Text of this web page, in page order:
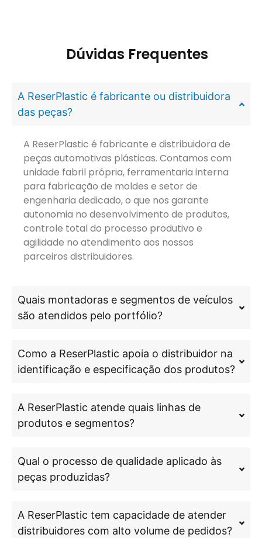
Dúvidas Frequentes
A ReserPlastic é fabricante ou distribuidora
das peças?
A ReserPlastic é fabricante e distribuidora de
peças automotivas plásticas. Contamos com
unidade fabril própria, ferramentaria interna
para fabricação de moldes e setor de
engenharia dedicado, o que nos garante
autonomia no desenvolvimento de produtos,
controle total do processo produtivo e
agilidade no atendimento aos nossos
parceiros distribuidores.
Quais montadoras e segmentos de veículos
são atendidos pelo portfólio?
Como a ReserPlastic apoia o distribuidor na
identificação e especificação dos produtos?
A ReserPlastic atende quais linhas de
produtos e segmentos?
Qual o processo de qualidade aplicado às
peças produzidas?
A ReserPlastic tem capacidade de atender
distribuidores com alto volume de pedidos?